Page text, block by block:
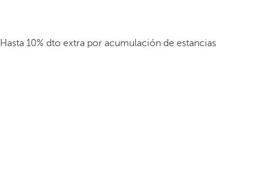
Hasta 10% dto extra por acumulación de estancias